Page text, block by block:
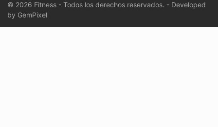
© 2026 Fitness - Todos los derechos reservados. - Developed
by GemPixel